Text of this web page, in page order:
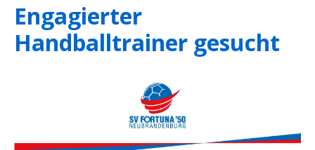
Engagierter
Handballtrainer gesucht